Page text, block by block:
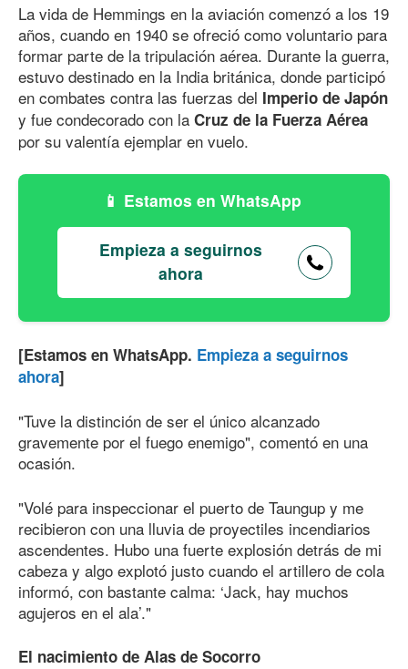
La vida de Hemmings en la aviación comenzó a los 19
años, cuando en 1940 se ofreció como voluntario para
formar parte de la tripulación aérea. Durante la guerra,
estuvo destinado en la India británica, donde participó
en combates contra las fuerzas del Imperio de Japón
y fue condecorado con la Cruz de la Fuerza Aérea
por su valentía ejemplar en vuelo.
Estamos en WhatsApp
Empieza a seguirnos
ahora
[Estamos en WhatsApp. Empieza a seguirnos
ahora]
"Tuve la distinción de ser el único alcanzado
gravemente por el fuego enemigo", comentó en una
ocasión.
"Volé para inspeccionar el puerto de Taungup y me
recibieron con una lluvia de proyectiles incendiarios
ascendentes. Hubo una fuerte explosión detrás de mi
cabeza y algo explotó justo cuando el artillero de cola
informó, con bastante calma: ‘Jack, hay muchos
agujeros en el ala’."
El nacimiento de Alas de Socorro